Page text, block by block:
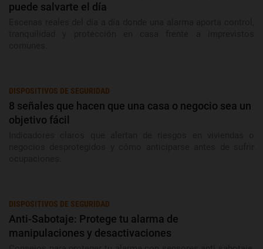
puede salvarte el día
DISPOSITIVOS DE SEGURIDAD
8 señales que hacen que una casa o negocio sea un
objetivo fácil
DISPOSITIVOS DE SEGURIDAD
Anti-Sabotaje: Protege tu alarma de
manipulaciones y desactivaciones